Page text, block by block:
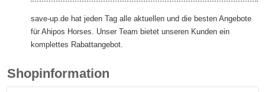
save-up.de hat jeden Tag alle aktuellen und die besten Angebote
für Ahipos Horses. Unser Team bietet unseren Kunden ein
komplettes Rabattangebot.
Shopinformation